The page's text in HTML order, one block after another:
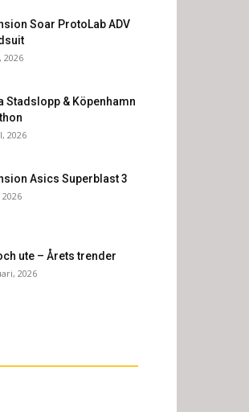
Soar ProtoLab ADV
2026
Stadslopp & Köpenhamn
2026
Asics Superblast 3
ute – Årets trender
2026